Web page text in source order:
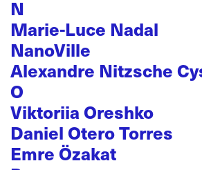
N
Marie-Luce Nadal
NanoVille
Alexandre Nitzsche
O
Viktoriia Oreshko
Daniel Otero Torres
Emre Özakat